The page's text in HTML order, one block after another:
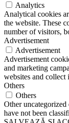
Analytics
Analytical cookies
the website. These
number of visitors,
Advertisement
Advertisement
Advertisement
and marketing
websites and collect
Others
Others
Other uncategorized
have not been